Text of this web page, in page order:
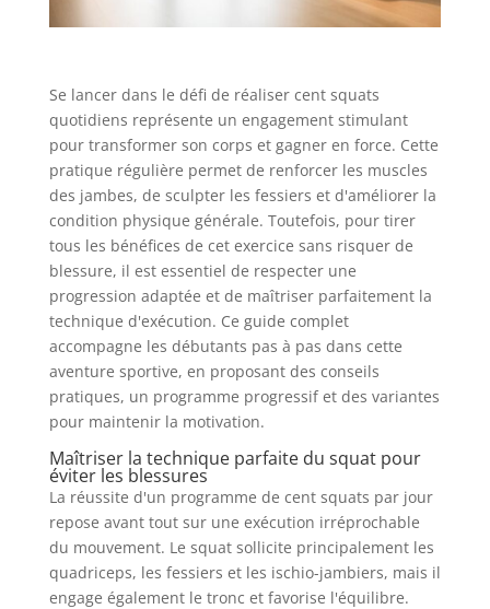
Se lancer dans le défi de réaliser cent squats
quotidiens représente un engagement stimulant
pour transformer son corps et gagner en force. Cette
pratique régulière permet de renforcer les muscles
des jambes, de sculpter les fessiers et d'améliorer la
condition physique générale. Toutefois, pour tirer
tous les bénéfices de cet exercice sans risquer de
blessure, il est essentiel de respecter une
progression adaptée et de maîtriser parfaitement la
technique d'exécution. Ce guide complet
accompagne les débutants pas à pas dans cette
aventure sportive, en proposant des conseils
pratiques, un programme progressif et des variantes
pour maintenir la motivation.
Maîtriser la technique parfaite du squat pour
éviter les blessures
La réussite d'un programme de cent squats par jour
repose avant tout sur une exécution irréprochable
du mouvement. Le squat sollicite principalement les
quadriceps, les fessiers et les ischio-jambiers, mais il
engage également le tronc et favorise l'équilibre.